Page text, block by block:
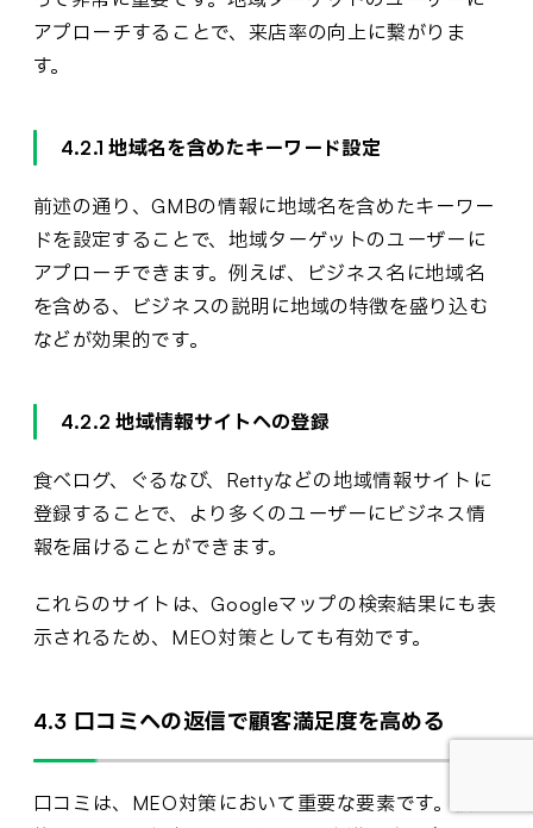
アプローチすることで、来店率の向上に繋がりま
す。
4.2.1 地域名を含めたキーワード設定
前述の通り、GMBの情報に地域名を含めたキーワー
ドを設定することで、地域ターゲットのユーザーに
アプローチできます。例えば、ビジネス名に地域名
を含める、ビジネスの説明に地域の特徴を盛り込む
などが効果的です。
4.2.2 地域情報サイトへの登録
食べログ、ぐるなび、Rettyなどの地域情報サイトに
登録することで、より多くのユーザーにビジネス情
報を届けることができます。
これらのサイトは、Googleマップの検索結果にも表
示されるため、MEO対策としても有効です。
4.3 口コミへの返信で顧客満足度を高める
口コミは、MEO対策において重要な要素です。積極